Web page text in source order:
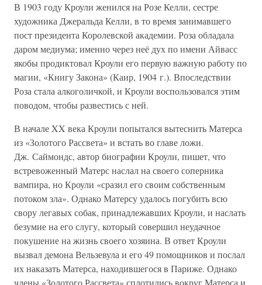
В 1903 году Кроули женился на Розе Келли, сестре
художника Джеральда Келли, в то время занимавшего
пост президента Королевской академии. Роза обладала
даром медиума; именно через неё дух по имени Айвасс
якобы продиктовал Кроули его первую важную работу по
магии, «Книгу Закона» (Каир, 1904 г.). Впоследствии
Роза стала алкоголичкой, и Кроули воспользовался этим
поводом, чтобы развестись с ней.
В начале XX века Кроули попытался вытеснить Матерса
из «Золотого Рассвета» и встать во главе ложи.
Дж. Саймондс, автор биографии Кроули, пишет, что
встревоженный Матерс наслал на своего соперника
вампира, но Кроули «сразил его своим собственным
потоком зла». Однако Матерсу удалось погубить всю
свору легавых собак, принадлежавших Кроули, и наслать
безумие на его слугу, который совершил неудачное
покушение на жизнь своего хозяина. В ответ Кроули
вызвал демона Вельзевула и его 49 помощников и послал
их наказать Матерса, находившегося в Париже. Однако
члены «Золотого Рассвета» сплотились вокруг Матерса и